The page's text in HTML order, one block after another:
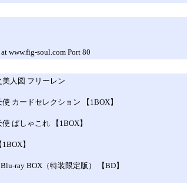
www.fig-soul.com Port 80
人図 フリーレン
カードセレクション 【1BOX】
ぱしゃこれ 【1BOX】
】
ray BOX（特装限定版） 【BD】